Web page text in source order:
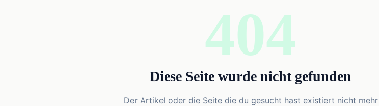
404
Diese Seite wurde nicht gefunden
Der Artikel oder die Seite die du gesucht hast existiert nicht mehr